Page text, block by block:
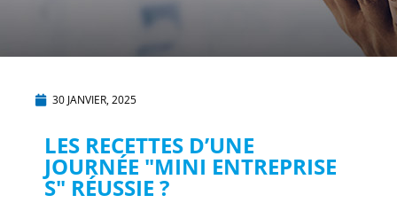
30 JANVIER, 2025
LES RECETTES D’UNE
JOURNÉE "MINI ENTREPRISE
S" RÉUSSIE ?